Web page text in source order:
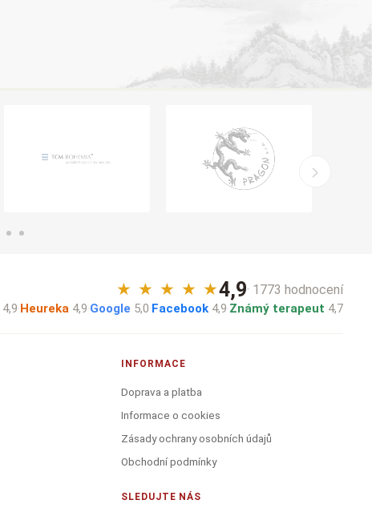
★ ★ ★ ★ ★4,9· 1773 hodnocení
4,9·Heureka 4,9·Google 5,0·Facebook 4,9·Známý terapeut 4,7
INFORMACE
Doprava a platba
Informace o cookies
Zásady ochrany osobních údajů
Obchodní podmínky
SLEDUJTE NÁS